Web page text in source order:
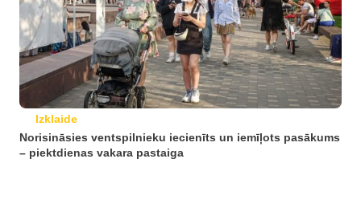
Izklaide
Norisināsies ventspilnieku iecienīts un iemīļots pasākums
– piektdienas vakara pastaiga